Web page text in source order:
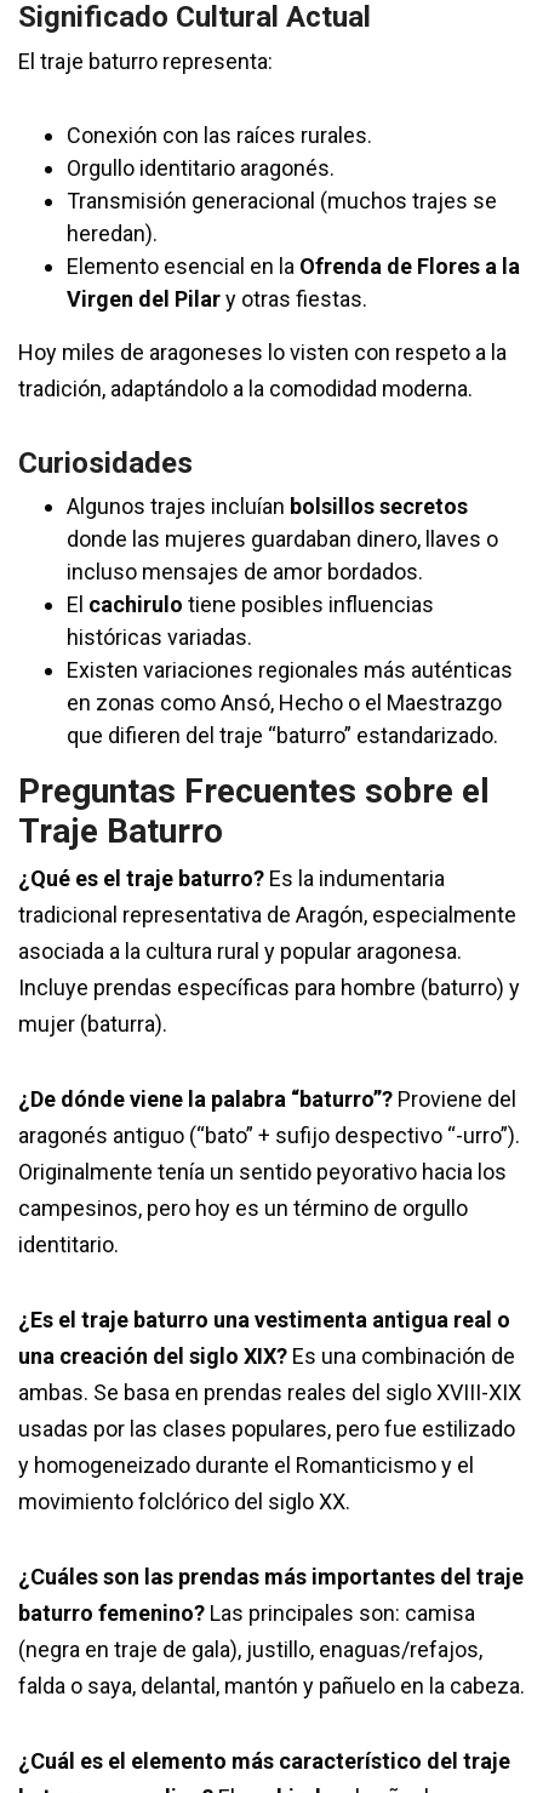
Significado Cultural Actual
El traje baturro representa:
Conexión con las raíces rurales.
Orgullo identitario aragonés.
Transmisión generacional (muchos trajes se
heredan).
Elemento esencial en la Ofrenda de Flores a la
Virgen del Pilary otras fiestas.
Hoy miles de aragoneses lo visten con respeto a la
tradición, adaptándolo a la comodidad moderna.
Curiosidades
Algunos trajes incluían bolsillos secretos
donde las mujeres guardaban dinero, llaves o
incluso mensajes de amor bordados.
El cachirulo tiene posibles influencias
históricas variadas.
Existen variaciones regionales más auténticas
en zonas como Ansó, Hecho o el Maestrazgo
que difieren del traje “baturro” estandarizado.
Preguntas Frecuentes sobre el
Traje Baturro
¿Qué es el traje baturro? Es la indumentaria
tradicional representativa de Aragón, especialmente
asociada a la cultura rural y popular aragonesa.
Incluye prendas específicas para hombre (baturro) y
mujer (baturra).
¿De dónde viene la palabra “baturro”? Proviene del
aragonés antiguo (“bato” + sufijo despectivo “-urro”).
Originalmente tenía un sentido peyorativo hacia los
campesinos, pero hoy es un término de orgullo
identitario.
¿Es el traje baturro una vestimenta antigua real o
una creación del siglo XIX? Es una combinación de
ambas. Se basa en prendas reales del siglo XVIII-XIX
usadas por las clases populares, pero fue estilizado
y homogeneizado durante el Romanticismo y el
movimiento folclórico del siglo XX.
¿Cuáles son las prendas más importantes del traje
baturro femenino? Las principales son: camisa
(negra en traje de gala), justillo, enaguas/refajos,
falda o saya, delantal, mantón y pañuelo en la cabeza.
¿Cuál es el elemento más característico del traje